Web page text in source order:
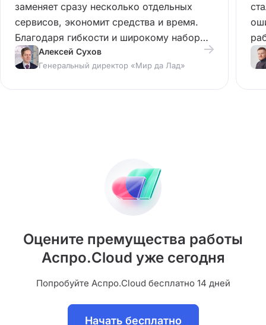
заменяет сразу несколько отдельных
сервисов, экономит средства и время.
Благодаря гибкости и широкому набору
функций система подходит не только для
крупных организаций, но и для
Алексей Сухов
Генеральный директор «Мир да Лад»
Оцените премущества работы
Аспро.Cloud уже сегодня
Попробуйте Аспро.Cloud бесплатно 14 дней
Начать бесплатно